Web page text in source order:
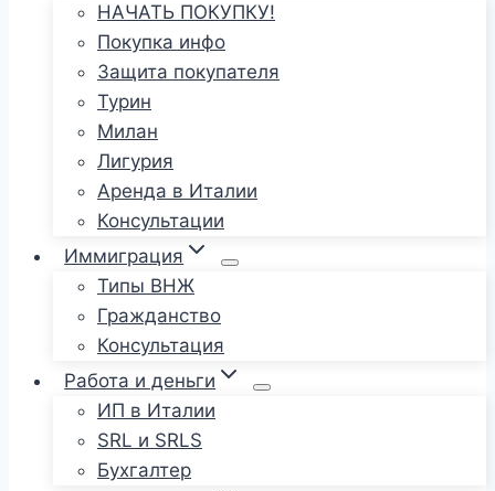
НАЧАТЬ ПОКУПКУ!
Покупка инфо
Защита покупателя
Турин
Милан
Лигурия
Аренда в Италии
Консультации
Иммиграция
Типы ВНЖ
Гражданство
Консультация
Работа и деньги
ИП в Италии
SRL и SRLS
Бухгалтер